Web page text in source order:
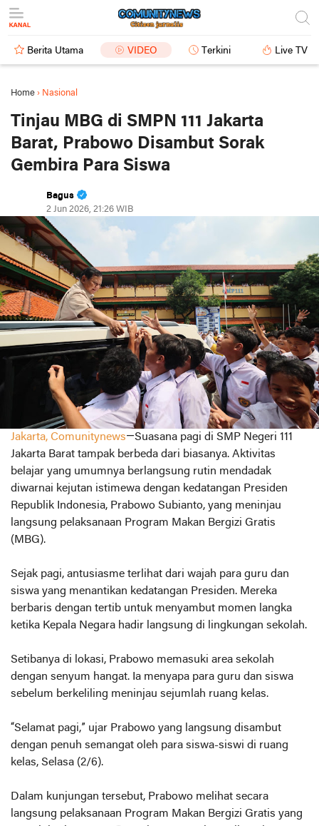
Berita Utama VIDEO Terkini Live TV
Home › Nasional
Tinjau MBG di SMPN 111 Jakarta
Barat, Prabowo Disambut Sorak
Gembira Para Siswa
Bagus
2 Jun 2026, 21:26 WIB
Jakarta, Comunitynews—Suasana pagi di SMP Negeri 111
Jakarta Barat tampak berbeda dari biasanya. Aktivitas
belajar yang umumnya berlangsung rutin mendadak
diwarnai kejutan istimewa dengan kedatangan Presiden
Republik Indonesia, Prabowo Subianto, yang meninjau
langsung pelaksanaan Program Makan Bergizi Gratis
(MBG).
Sejak pagi, antusiasme terlihat dari wajah para guru dan
siswa yang menantikan kedatangan Presiden. Mereka
berbaris dengan tertib untuk menyambut momen langka
ketika Kepala Negara hadir langsung di lingkungan sekolah.
Setibanya di lokasi, Prabowo memasuki area sekolah
dengan senyum hangat. Ia menyapa para guru dan siswa
sebelum berkeliling meninjau sejumlah ruang kelas.
“Selamat pagi,” ujar Prabowo yang langsung disambut
dengan penuh semangat oleh para siswa-siswi di ruang
kelas, Selasa (2/6).
Dalam kunjungan tersebut, Prabowo melihat secara
langsung pelaksanaan Program Makan Bergizi Gratis yang